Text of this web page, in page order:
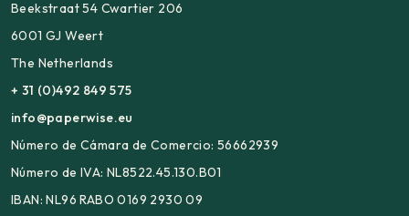
Beekstraat 54 Cwartier 206
6001 GJ Weert
The Netherlands
+ 31 (0)492 849 575
info@paperwise.eu
Número de Cámara de Comercio: 56662939
Número de IVA: NL8522.45.130.B01
IBAN: NL96 RABO 0169 2930 09